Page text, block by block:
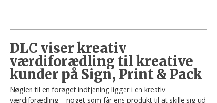
DLC viser kreativ
værdiforædling til kreative
kunder på Sign, Print & Pack
Nøglen til en forøget indtjening ligger i en kreativ
værdiforædling – noget som får ens produkt til at skille sig ud